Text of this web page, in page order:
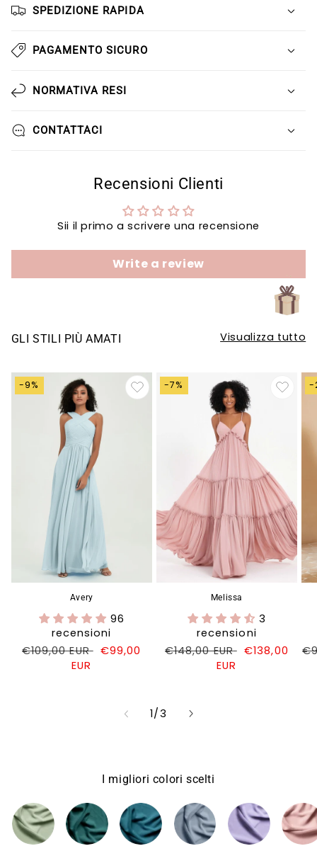
SPEDIZIONE RAPIDA
PAGAMENTO SICURO
NORMATIVA RESI
CONTATTACI
Recensioni Clienti
Sii il primo a scrivere una recensione
Write a review
GLI STILI PIÙ AMATI Visualizza tutto
-9%
Avery
96
recensioni
Prezzo
€109,00 EUR
Prezzo
€99,00
EUR
-7%
Melissa
3
recensioni
Prezzo
€148,00 EUR
Prezzo
€138,00
EUR
-
1/
su3
I migliori colori scelti